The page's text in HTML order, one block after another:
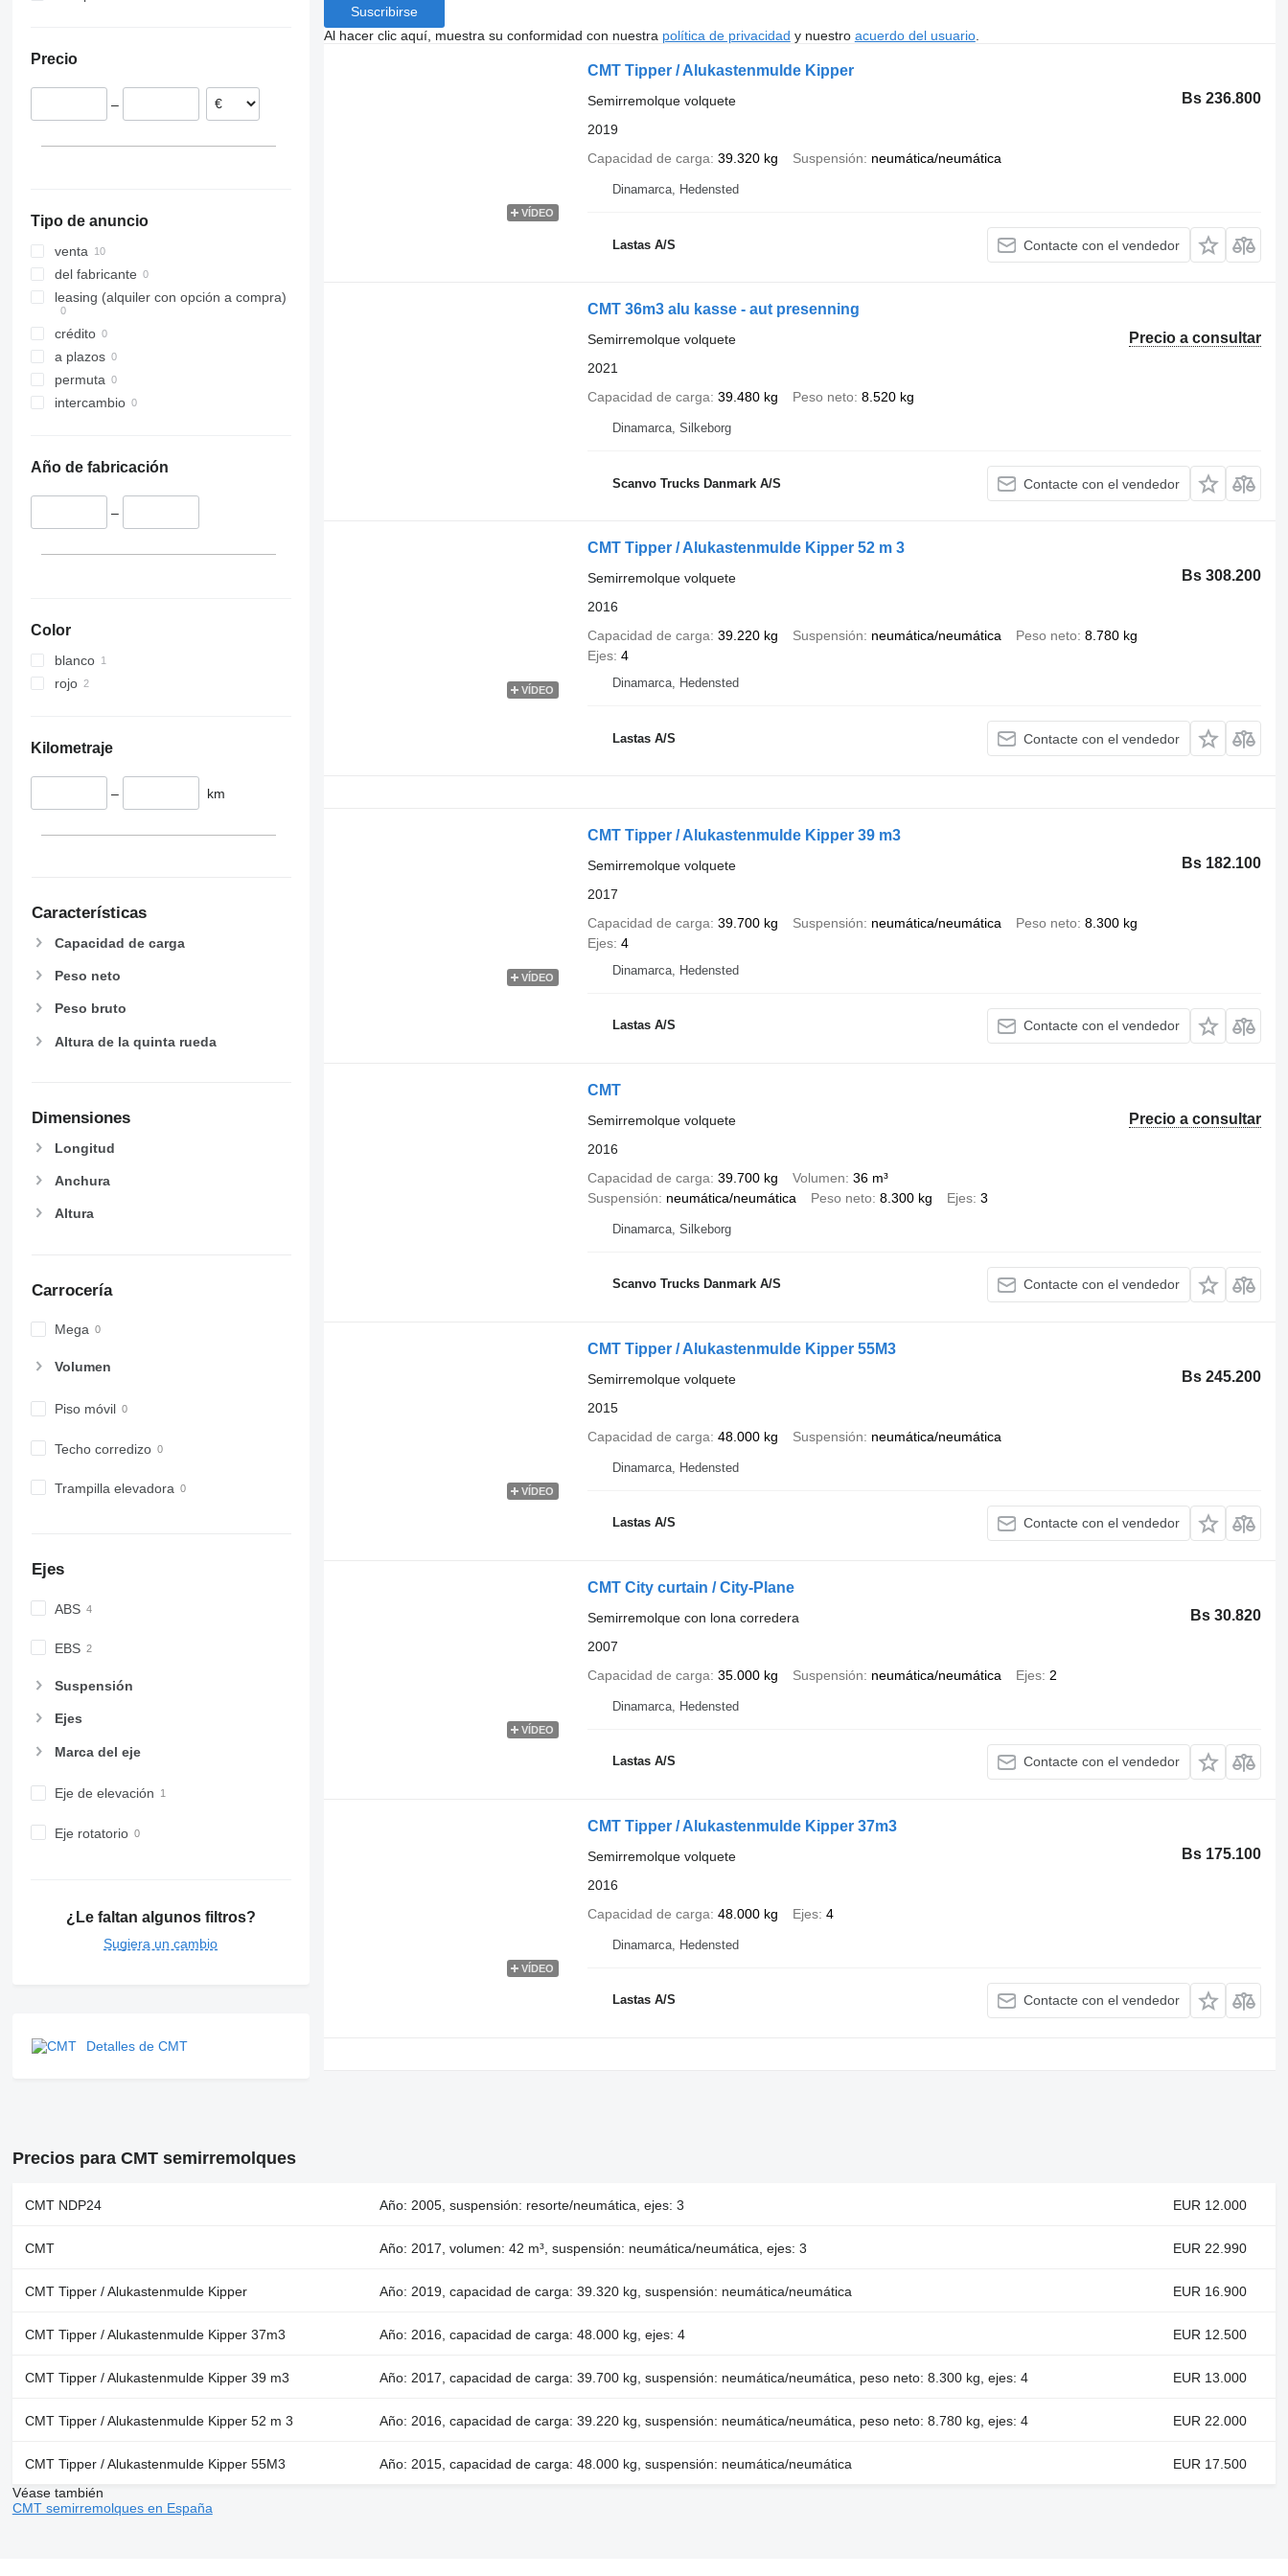
Precio
–
Tipo de anuncio
venta
del fabricante
leasing (alquiler con opción a compra)
crédito
a plazos
permuta
intercambio
Año de fabricación
–
Color
blanco
rojo
Kilometraje
– km
Características
Capacidad de carga
Peso neto
Peso bruto
Altura de la quinta rueda
Dimensiones
Longitud
Anchura
Altura
Carrocería
Mega
Volumen
Piso móvil
Techo corredizo
Trampilla elevadora
Ejes
ABS
EBS
Suspensión
Ejes
Marca del eje
Eje de elevación
Eje rotatorio
¿Le faltan algunos filtros?
Sugiera un cambio
Detalles de CMT
Suscribirse
Al hacer clic aquí, muestra su conformidad con nuestra política de privacidad y nuestro acuerdo del usuario.
VÍDEO
CMT Tipper / Alukastenmulde Kipper
Bs 236.800
Semirremolque volquete
2019
Capacidad de carga 39.320 kg Suspensión neumática/neumática
Dinamarca, Hedensted
Lastas A/S Contacte con el vendedor
CMT 36m3 alu kasse - aut presenning
Precio a consultar
Semirremolque volquete
2021
Capacidad de carga 39.480 kg Peso neto 8.520 kg
Dinamarca, Silkeborg
Scanvo Trucks Danmark A/S Contacte con el vendedor
VÍDEO
CMT Tipper / Alukastenmulde Kipper 52 m 3
Bs 308.200
Semirremolque volquete
2016
Capacidad de carga 39.220 kg Suspensión neumática/neumática Peso neto 8.780 kg
Ejes 4
Dinamarca, Hedensted
Lastas A/S Contacte con el vendedor
VÍDEO
CMT Tipper / Alukastenmulde Kipper 39 m3
Bs 182.100
Semirremolque volquete
2017
Capacidad de carga 39.700 kg Suspensión neumática/neumática Peso neto 8.300 kg
Ejes 4
Dinamarca, Hedensted
Lastas A/S Contacte con el vendedor
CMT
Precio a consultar
Semirremolque volquete
2016
Capacidad de carga 39.700 kg Volumen 36 m³
Suspensión
neumática/neumática Peso neto 8.300 kg Ejes 3
Dinamarca, Silkeborg
Scanvo Trucks Danmark A/S Contacte con el vendedor
VÍDEO
CMT Tipper / Alukastenmulde Kipper 55M3
Bs 245.200
Semirremolque volquete
2015
Capacidad de carga 48.000 kg Suspensión neumática/neumática
Dinamarca, Hedensted
Lastas A/S Contacte con el vendedor
VÍDEO
CMT City curtain / City-Plane
Bs 30.820
Semirremolque con lona corredera
2007
Capacidad de carga 35.000 kg Suspensión neumática/neumática Ejes 2
Dinamarca, Hedensted
Lastas A/S Contacte con el vendedor
VÍDEO
CMT Tipper / Alukastenmulde Kipper 37m3
Bs 175.100
Semirremolque volquete
2016
Capacidad de carga 48.000 kg Ejes 4
Dinamarca, Hedensted
Lastas A/S Contacte con el vendedor
Precios para CMT semirremolques
CMT NDP24 Año: 2005, suspensión: resorte/neumática, ejes: 3 EUR 12.000
CMT Año: 2017, volumen: 42 m³, suspensión: neumática/neumática, ejes: 3 EUR 22.990
CMT Tipper / Alukastenmulde Kipper Año: 2019, capacidad de carga: 39.320 kg, suspensión: neumática/neumática EUR 16.900
CMT Tipper / Alukastenmulde Kipper 37m3 Año: 2016, capacidad de carga: 48.000 kg, ejes: 4 EUR 12.500
CMT Tipper / Alukastenmulde Kipper 39 m3 Año: 2017, capacidad de carga: 39.700 kg, suspensión: neumática/neumática, peso neto: 8.300 kg, ejes: 4 EUR 13.000
CMT Tipper / Alukastenmulde Kipper 52 m 3 Año: 2016, capacidad de carga: 39.220 kg, suspensión: neumática/neumática, peso neto: 8.780 kg, ejes: 4 EUR 22.000
CMT Tipper / Alukastenmulde Kipper 55M3 Año: 2015, capacidad de carga: 48.000 kg, suspensión: neumática/neumática
EUR 17.500
Véase también
CMT semirremolques en España